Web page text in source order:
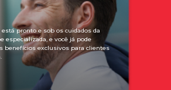
está pronto e sob os cuidados da
especializada, e você já pode
benefícios exclusivos para clientes